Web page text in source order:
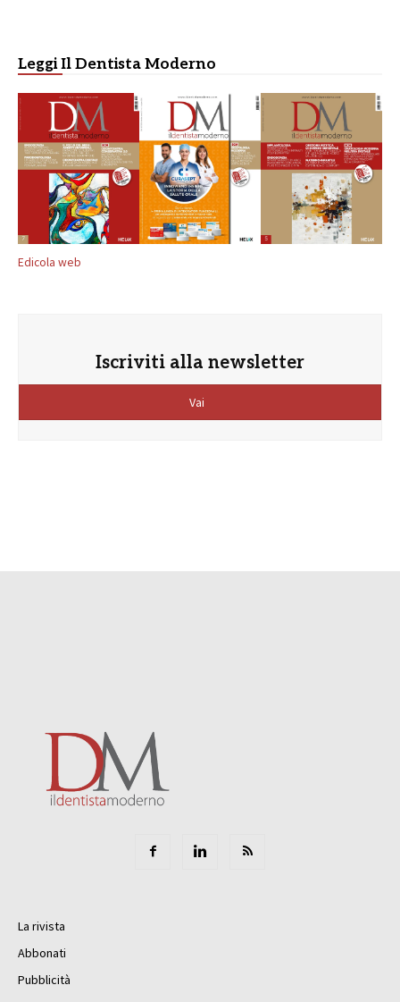
Leggi Il Dentista Moderno
Edicola web
Iscriviti alla newsletter
Vai
La rivista
Abbonati
Pubblicità